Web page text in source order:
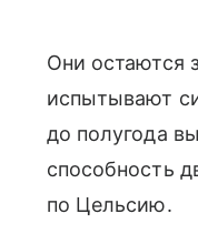
Они остаются
испытывают
до полугода
способность
по Цельсию.